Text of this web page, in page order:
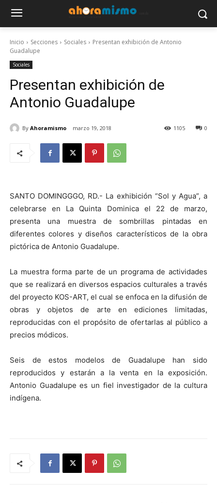
Inicio Secciones Sociales
Presentan exhibición de Antonio
Guadalupe
Sociales
Presentan exhibición de
Antonio Guadalupe
By Ahoramismo marzo 19, 2018 0
1105
SANTO DOMINGGGO, RD.- La exhibición “Sol y Agua”, a
celebrarse en La Quinta Dominica el 22 de marzo,
presenta una muestra de sombrillas pintadas en
diferentes colores y diseños característicos de la obra
pictórica de Antonio Guadalupe.
La muestra forma parte de un programa de actividades
que se realizará en diversos espacios culturales a través
del proyecto KOS-ART, el cual se enfoca en la difusión de
obras y objetos de arte en ediciones limitadas,
reproducidas con el propósito de ofertarlas al público a
precios módicos.
Seis de estos modelos de Guadalupe han sido
reproducidos y estarán a la venta en la exposición.
Antonio Guadalupe es un fiel investigador de la cultura
indígena.